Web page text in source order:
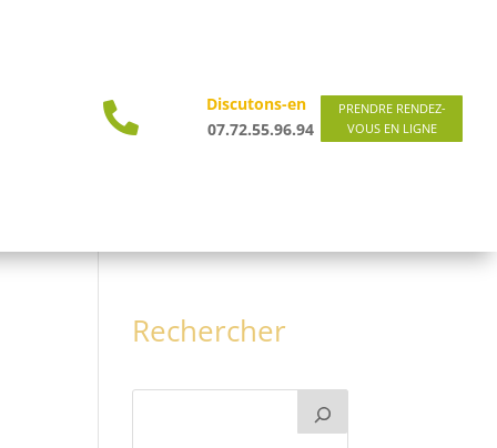

Discutons-en
07.72.55.96.94
PRENDRE RENDEZ-
VOUS EN LIGNE
Rechercher